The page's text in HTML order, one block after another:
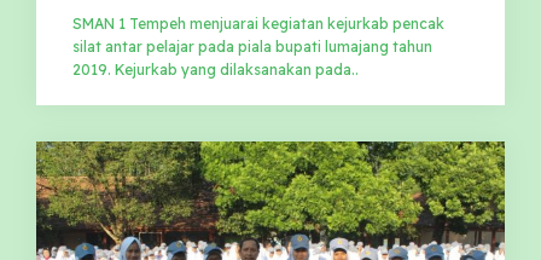
SMAN 1 Tempeh menjuarai kegiatan kejurkab pencak
silat antar pelajar pada piala bupati lumajang tahun
2019. Kejurkab yang dilaksanakan pada..